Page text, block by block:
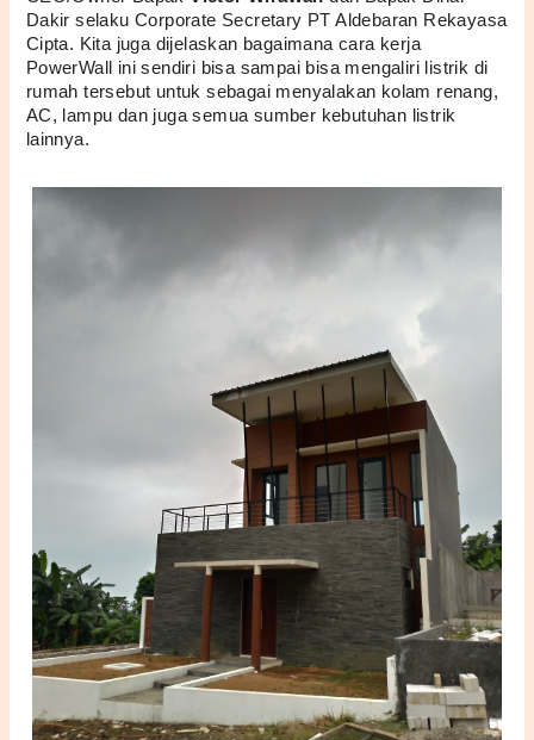
Dakir selaku Corporate Secretary PT Aldebaran Rekayasa
Cipta. Kita juga dijelaskan bagaimana cara kerja
PowerWall ini sendiri bisa sampai bisa mengaliri listrik di
rumah tersebut untuk sebagai menyalakan kolam renang,
AC, lampu dan juga semua sumber kebutuhan listrik
lainnya.